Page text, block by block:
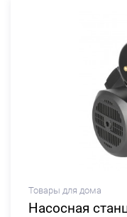
Товары для дома
Насосная